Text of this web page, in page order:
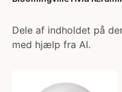
Dele af indholdet på
med hjælp fra AI.